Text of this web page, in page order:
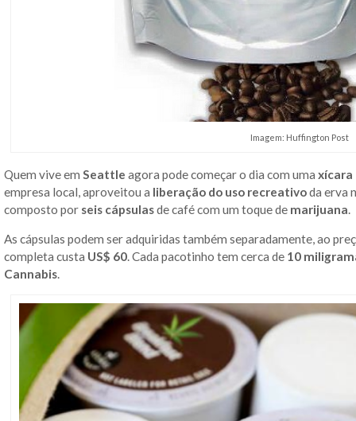
Imagem: Huffington Post
Quem vive em Seattle agora pode começar o dia com uma xícara
empresa local, aproveitou a liberação do uso recreativoda erva
composto por seis cápsulasde café com um toque de marijuana
As cápsulas podem ser adquiridas também separadamente, ao
completa custa US$ 60. Cada pacotinho tem cerca de 10
Cannabis.